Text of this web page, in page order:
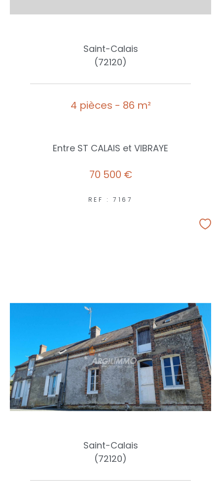
Saint-Calais
(72120)
4 pièces - 86 m²
Entre ST CALAIS et VIBRAYE
70 500 €
REF : 7167
Saint-Calais
(72120)